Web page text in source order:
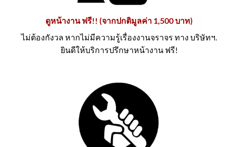
ดูหน้างาน ฟรี!! (จากปกติมูลค่า 1,500 บาท)
ไม่ต้องกังวล หากไม่มีความรู้เรื่องงานจราจร ทาง บริษัทฯ.
ยินดีให้บริการปรึกษาหน้างาน ฟรี!